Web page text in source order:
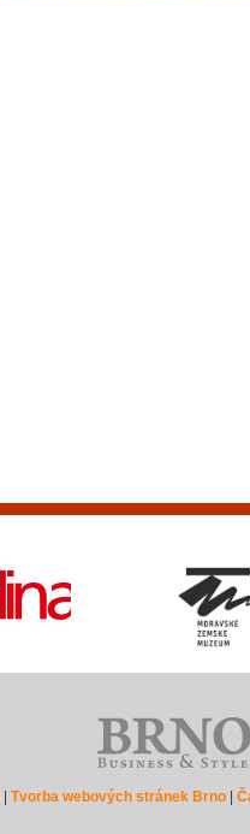
Tvorba webových stránek Brno|